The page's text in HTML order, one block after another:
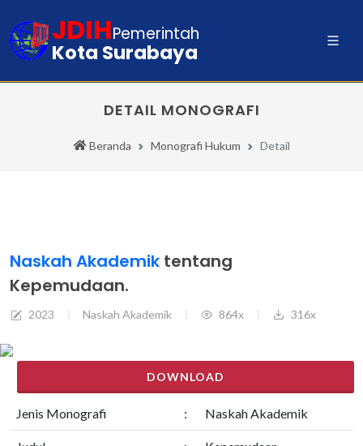
JDIHPemerintah
Kota Surabaya
DETAIL MONOGRAFI
Beranda Monografi Hukum Detail
Naskah Akademik tentang
Kepemudaan.
2023 Naskah Akademik 864x 316x
DOWNLOAD
Jenis Monografi : Naskah Akademik